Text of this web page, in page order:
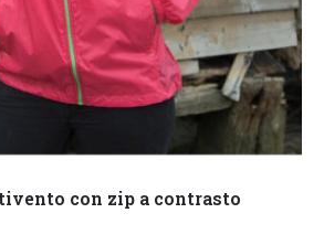
Leggi tuttocon zip a contrasto